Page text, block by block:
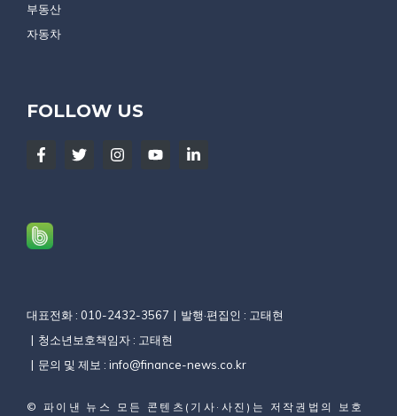
부동산
자동차
FOLLOW US
대표전화 : 010-2432-3567
발행·편집인 : 고태현
청소년보호책임자 : 고태현
문의 및 제보 : info@finance-news.co.kr
© 파이낸 뉴스 모든 콘텐츠(기사·사진)는 저작권법의 보호